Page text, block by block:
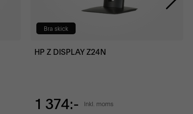
Bra skick
HP Z DISPLAY Z24N
1 374:- Inkl. moms